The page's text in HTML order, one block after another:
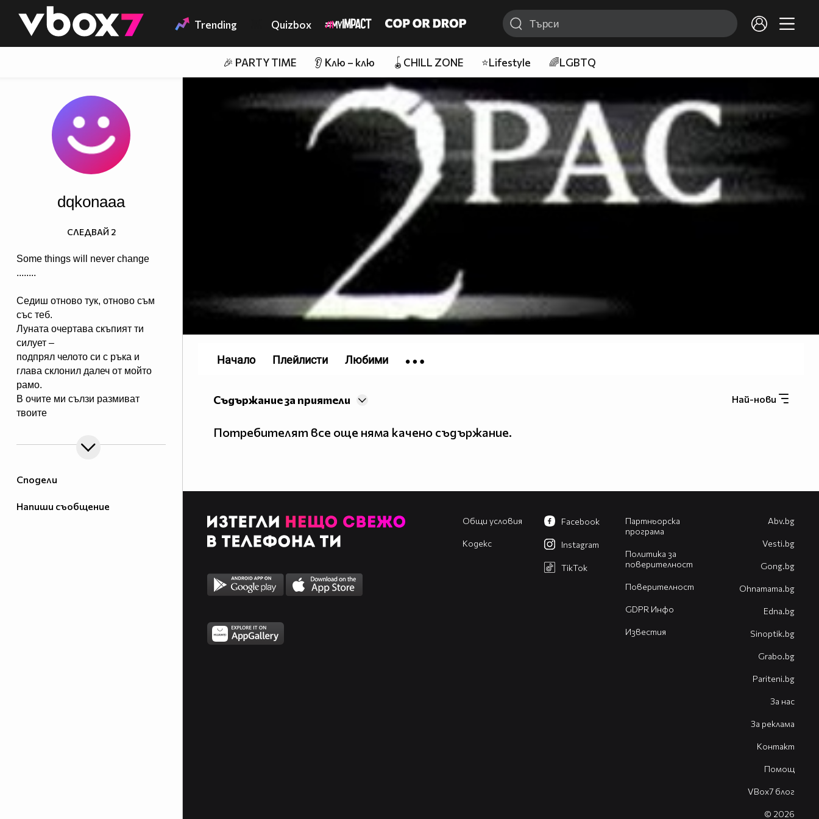
👾 Trending Quizbox
🎉 PARTY TIME 👂 Клю – клю 🪀CHILL ZONE ⭐Lifestyle 🌈LGBTQ
Сподели
Напиши съобщение
dqkonaaa
Some things will never change
........
Седиш отново тук, отново съм
със теб.
Луната очертава скъпият ти
силует –
подпрял челото си с ръка и
глава склонил далеч от мойто
рамо.
В очите ми сълзи размиват
твоите
Очаквам утрото до теб,
до теб, но все така сама....
странно,
Поемам я със трепет тя да не
СЛЕДВАЙ 2
Най-нови
Съдържание за приятели
Потребителят все още няма качено съдържание.
Начало Плейлисти Любими
Общи условия
Кодекс
Партньорска
програма
Политика за
поверителност
Поверителност
GDPR Инфо
Известия
Facebook
Instagram
TikTok
Abv.bg
Vesti.bg
Gong.bg
Оhnamama.bg
Edna.bg
Sinoptik.bg
Grabo.bg
Pariteni.bg
За нас
За реклама
Контакт
Помощ
VBox7 блог
© 2026